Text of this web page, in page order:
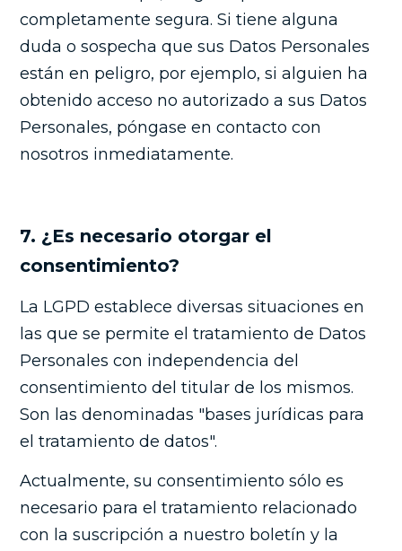
completamente segura. Si tiene alguna
duda o sospecha que sus Datos Personales
están en peligro, por ejemplo, si alguien ha
obtenido acceso no autorizado a sus Datos
Personales, póngase en contacto con
nosotros inmediatamente.
7. ¿Es necesario otorgar el
consentimiento?
La LGPD establece diversas situaciones en
las que se permite el tratamiento de Datos
Personales con independencia del
consentimiento del titular de los mismos.
Son las denominadas "bases jurídicas para
el tratamiento de datos".
Actualmente, su consentimiento sólo es
necesario para el tratamiento relacionado
con la suscripción a nuestro boletín y la